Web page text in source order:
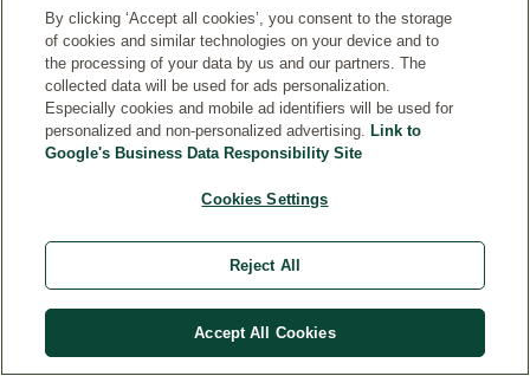
uo
ks
na
rm
By clicking ‘Accept all cookies’, you consent to the storage
of cookies and similar technologies on your device and to
the processing of your data by us and our partners. The
collected data will be used for ads personalization.
Especially cookies and mobile ad identifiers will be used for
personalized and non-personalized advertising. Link to
Google's Business Data Responsibility Site
Cookies Settings
Reject All
Accept All Cookies